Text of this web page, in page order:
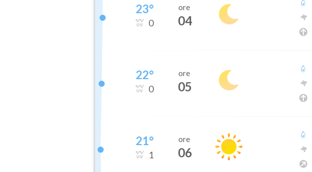
23°
0
ore
04
22°
0
ore
05
21°
1
ore
06